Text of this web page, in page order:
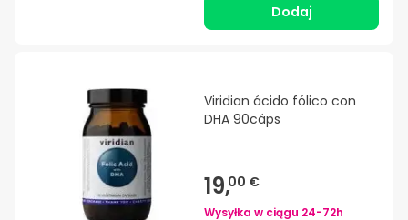
Dodaj
Viridian ácido fólico con
DHA 90cáps
19,00 €
Wysyłka w ciągu 24-72h